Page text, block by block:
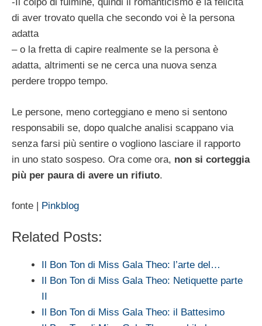
di aver trovato quella che secondo voi è la persona
adatta
– o la fretta di capire realmente se la persona è
adatta, altrimenti se ne cerca una nuova senza
perdere troppo tempo.
Le persone, meno corteggiano e meno si sentono
responsabili se, dopo qualche analisi scappano via
senza farsi più sentire o vogliono lasciare il rapporto
in uno stato sospeso. Ora come ora, non si corteggia
più per paura di avere un rifiuto.
fonte | Pinkblog
Related Posts:
Il Bon Ton di Miss Gala Theo: l’arte del…
Il Bon Ton di Miss Gala Theo: Netiquette parte
II
Il Bon Ton di Miss Gala Theo: il Battesimo